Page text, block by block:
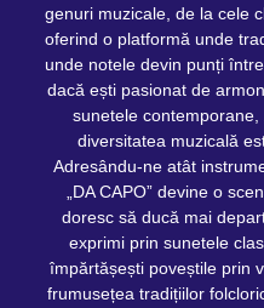
genuri muzicale, de la cele
oferind o platformă unde
unde notele devin punți
dacă ești pasionat de
sunetele contemporane,
diversitatea muzicală
Adresându-ne atât
„DA CAPO” devine o
doresc să ducă mai
exprimi prin sunetele
împărtășești poveștile prin
frumusețea tradițiilor